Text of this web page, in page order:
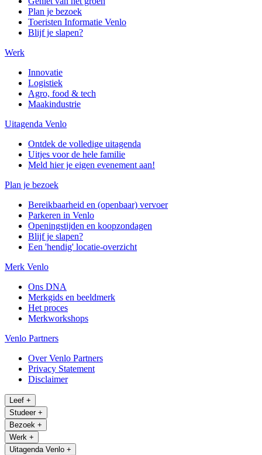
Plan je bezoek
Toeristen Informatie Venlo
Blijf je slapen?
Werk
Innovatie
Logistiek
Agro, food & tech
Maakindustrie
Uitagenda Venlo
Ontdek de volledige uitagenda
Uitjes voor de hele familie
Meld hier je eigen evenement aan!
Plan je bezoek
Bereikbaarheid en (openbaar) vervoer
Parkeren in Venlo
Openingstijden en koopzondagen
Blijf je slapen?
Een 'hendig' locatie-overzicht
Merk Venlo
Ons DNA
Merkgids en beeldmerk
Het proces
Merkworkshops
Venlo Partners
Over Venlo Partners
Privacy Statement
Disclaimer
Leef +
Studeer +
Bezoek +
Werk +
Uitagenda Venlo +